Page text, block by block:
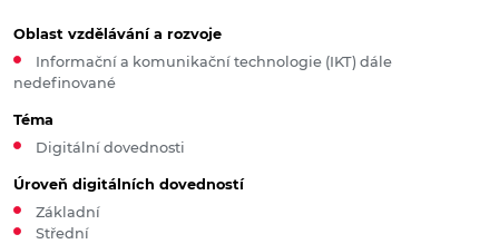
Oblast vzdělávání a rozvoje
Informační a komunikační technologie (IKT) dále
nedefinované
Téma
Digitální dovednosti
Úroveň digitálních dovedností
Základní
Střední